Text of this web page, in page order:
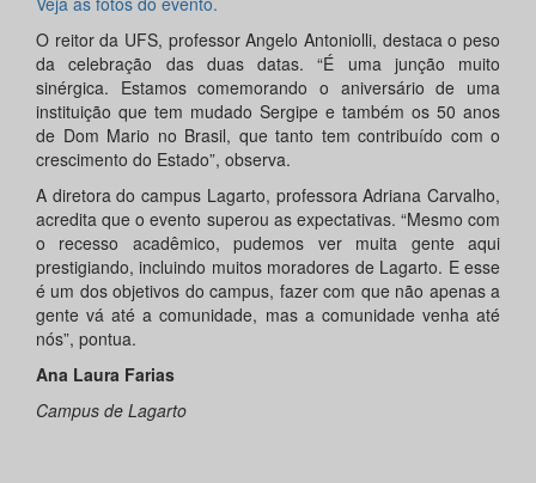
O reitor da UFS, professor Angelo Antoniolli, destaca o peso
da celebração das duas datas. “É uma junção muito
sinérgica. Estamos comemorando o aniversário de uma
instituição que tem mudado Sergipe e também os 50 anos
de Dom Mario no Brasil, que tanto tem contribuído com o
crescimento do Estado”, observa.
A diretora do campus Lagarto, professora Adriana Carvalho,
acredita que o evento superou as expectativas. “Mesmo com
o recesso acadêmico, pudemos ver muita gente aqui
prestigiando, incluindo muitos moradores de Lagarto. E esse
é um dos objetivos do campus, fazer com que não apenas a
gente vá até a comunidade, mas a comunidade venha até
nós”, pontua.
Ana Laura Farias
Campus de Lagarto